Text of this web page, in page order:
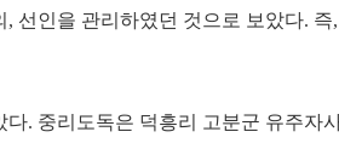
선인을 관리하였던 것으로 보았다.
. 중리도독은 덕흥리 고분군 유주